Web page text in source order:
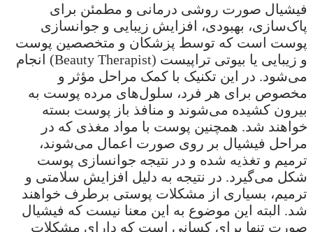
فیشیال صورت روشی درمانی و مطمئن برای
پاک‌سازی، بهبودی، افزایش زیبایی و جوانسازی
پوست است که توسط پزشکان و متخصصین پوست
و زیبایی یا بیوتی تراپیست (Beauty Therapist) انجام
می‌شود. در این تکنیک با کمک مراحل مؤثر و
مخصوص برای هر فرد، سلول‌های مرده پوست به
بیرون کشیده می‌شوند و منافذ باز پوست بسته
خواهند شد. همچنین پوست با مواد مغذی که در
مراحل فیشیال بر روی صورت اعمال می‌شوند،
ترمیم و تغذیه شده و در نتیجه جوانسازی پوست
شکل می‌گیرد. در نتیجه به دلیل افزایش سلامتی و
ترمیم، بسیاری از مشکلات پوستی برطرف خواهند
شد. البته این موضوع به این معنا نیست که فیشیال
صورت تنها برای کسانی است که دارای مشکلات